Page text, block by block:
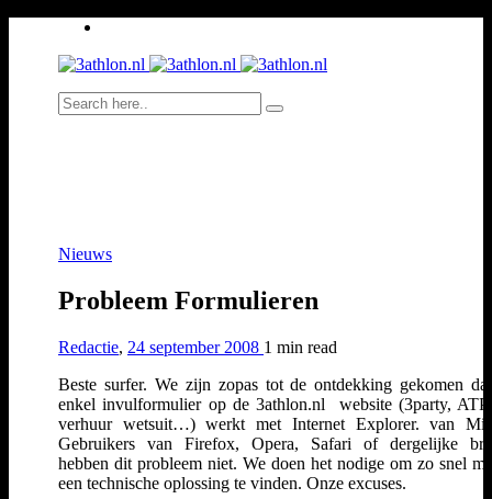
Nieuws
Probleem Formulieren
Redactie, 24 september 2008 1 min read
Beste surfer. We zijn zopas tot de ontdekking gekomen
enkel invulformulier op de 3athlon.nl website (3party,
verhuur wetsuit…) werkt met Internet Explorer. van
Gebruikers van Firefox, Opera, Safari of dergelijke
hebben dit probleem niet. We doen het nodige om zo snel
een technische oplossing te vinden. Onze excuses.